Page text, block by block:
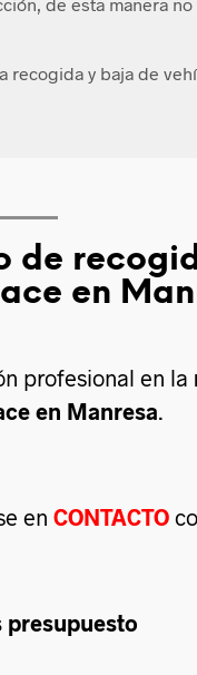
recogida y baja de
de
en
profesional en la
en Manresa.
en CONTACTO
presupuesto